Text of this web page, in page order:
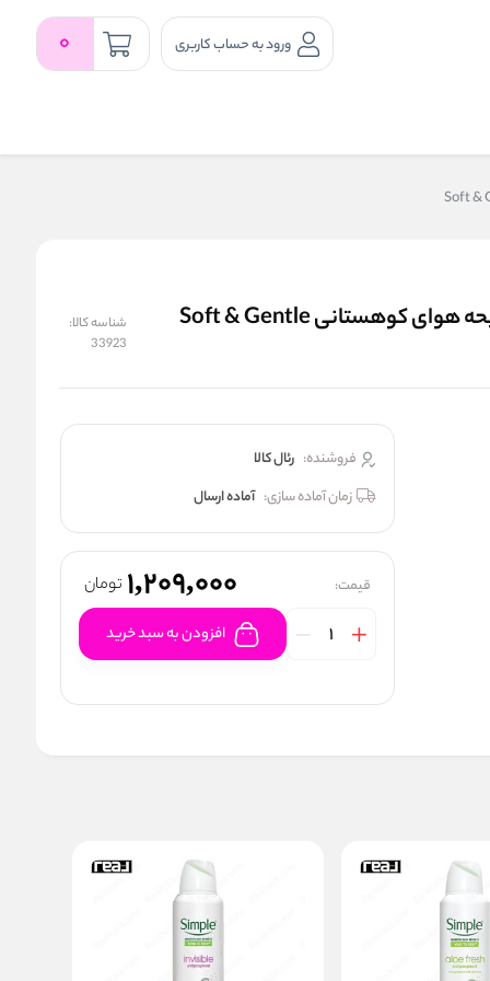
ورود به حساب کاربری 0
اسپری ضد تعریق مردانه سافت اند جنتل سه‌ گانه رایحه هوای کوهستانی Soft & Gentle
شناسه کالا:
33923
فروشنده: رئال كالا
زمان آماده سازی: آماده ارسال
قیمت: 1,209,000 تومان
افزودن به سبد خرید